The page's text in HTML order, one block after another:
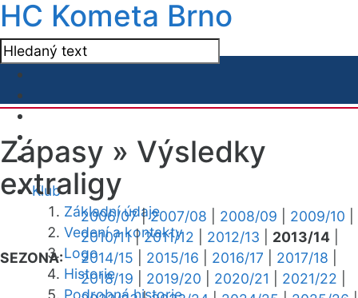
HC Kometa Brno
Klub
Základní údaje
Vedení a kontakty
Logo
Historie
Podrobná historie
Zápasy » Výsledky
extraligy
SEZONA:
2006/07|2007/08 2008/09 2009/10
2010/11|2011/12 2012/13 2013/14
2014/15
2015/16 2016/17 2017/18
2018/19
2019/20 2020/21 2021/22